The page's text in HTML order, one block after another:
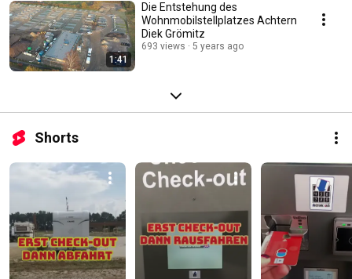
1:41
Die Entstehung des
Wohnmobilstellplatzes Achtern
Diek Grömitz
693 views 5 years ago
Shorts